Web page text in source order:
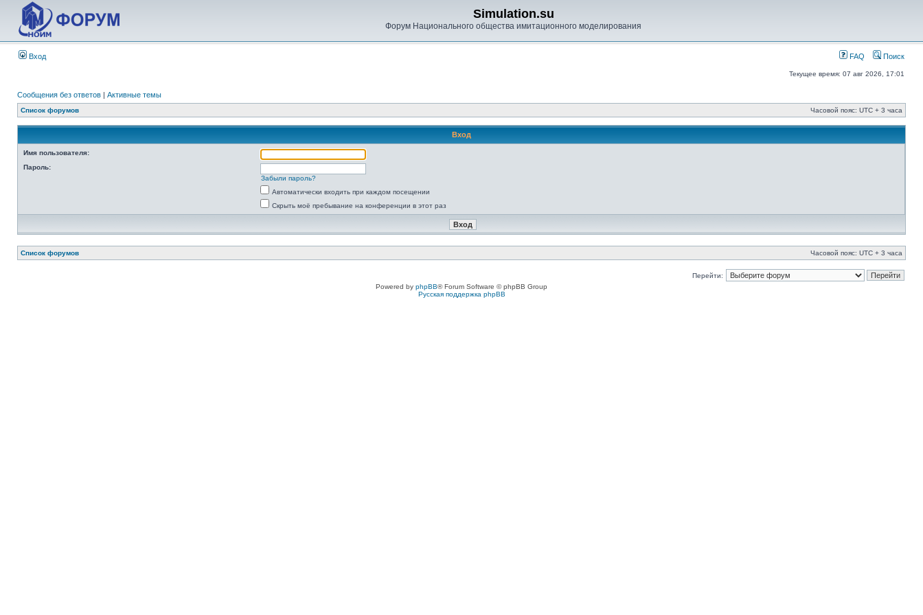
Simulation.su
Форум Национального общества имитационного моделирования
Вход FAQ Поиск
Текущее время: 07 авг 2026, 17:01
Сообщения без ответов | Активные темы
Список форумов Часовой пояс: UTC + 3 часа
Вход
Имя пользователя:
Пароль:
Забыли пароль?
Автоматически входить при каждом посещении
Скрыть моё пребывание на конференции в этот раз
Список форумов Часовой пояс: UTC + 3 часа
Перейти:
Powered by phpBB® Forum Software © phpBB Group
Русская поддержка phpBB